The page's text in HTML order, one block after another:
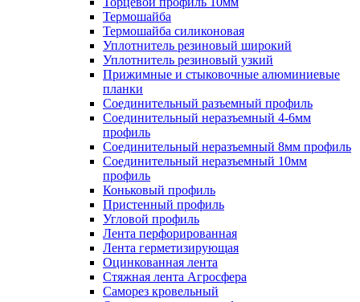
Термошайба
Термошайба силиконовая
Уплотнитель резиновый широкий
Уплотнитель резиновый узкий
Прижимные и стыковочные алюминиевые
планки
Соединительный разъемный профиль
Соединительный неразъемный 4-6мм
профиль
Соединительный неразъемный 8мм профиль
Соединительный неразъемный 10мм
профиль
Коньковый профиль
Пристенный профиль
Угловой профиль
Лента перфорированная
Лента герметизирующая
Оцинкованная лента
Стяжная лента Агросфера
Саморез кровельный